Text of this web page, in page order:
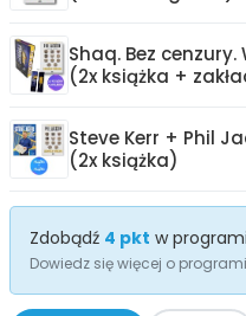
Shaq. Bez
(2x książka +
Steve Kerr + Phil
(2x książka)
Zdobądź 4 pkt w
Dowiedz się więcej o